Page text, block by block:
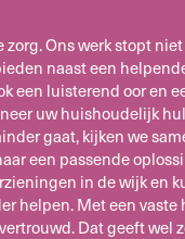
zorg. Ons werk stopt
naast een
een luisterend oor en
uw huishoudelijk
gaat, kijken we
een passende
in de wijk en
helpen. Met een vaste
Dat geeft wel